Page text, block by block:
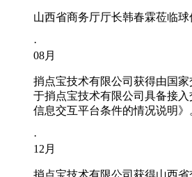
山西省商务厅厅长韩春霖莅临球
·
08月
捎点宝技术有限公司获得由国家交
于捎点宝技术有限公司具备
信息交互平台条件的情况说明》
·
12 月
捎点宝技术有限公司获得山西